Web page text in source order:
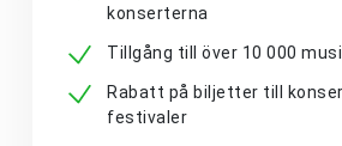
konserterna
Tillgång till över 10 000
Rabatt på biljetter till
festivaler